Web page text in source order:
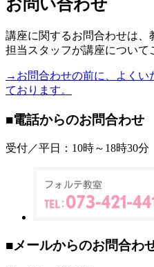
お問い合わせ
講座に関するお問合わせは、
担当スタッフが講座について
→お問合わせの前に、よくい
ております。
■電話からのお問合わせ
受付／平日：10時～18時30分
■メールからのお問合わ